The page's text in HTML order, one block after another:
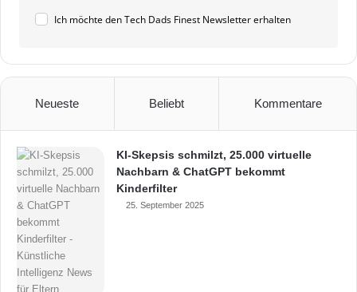
Ich möchte den Tech Dads Finest Newsletter erhalten
Neueste Beliebt Kommentare
KI-Skepsis schmilzt, 25.000 virtuelle
Nachbarn & ChatGPT bekommt
Kinderfilter
25. September 2025